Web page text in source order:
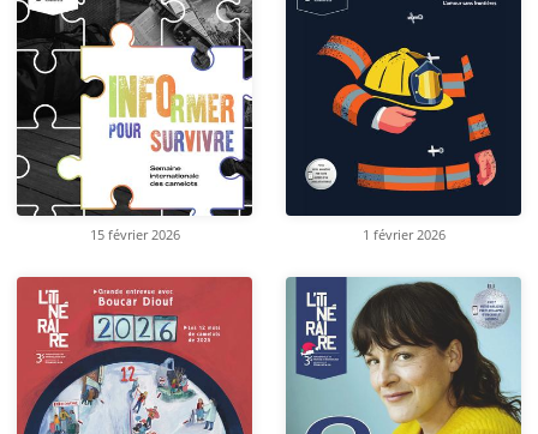
15 février 2026 1 février 2026